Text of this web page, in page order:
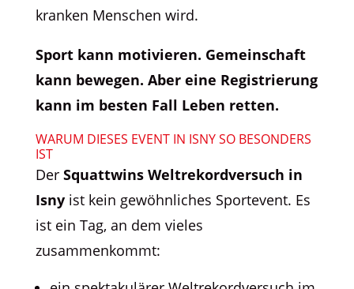
kranken Menschen wird.
Sport kann motivieren. Gemeinschaft
kann bewegen. Aber eine Registrierung
kann im besten Fall Leben retten.
WARUM DIESES EVENT IN ISNY SO BESONDERS
IST
Der Squattwins Weltrekordversuch in
Isnyist kein gewöhnliches Sportevent. Es
ist ein Tag, an dem vieles
zusammenkommt: